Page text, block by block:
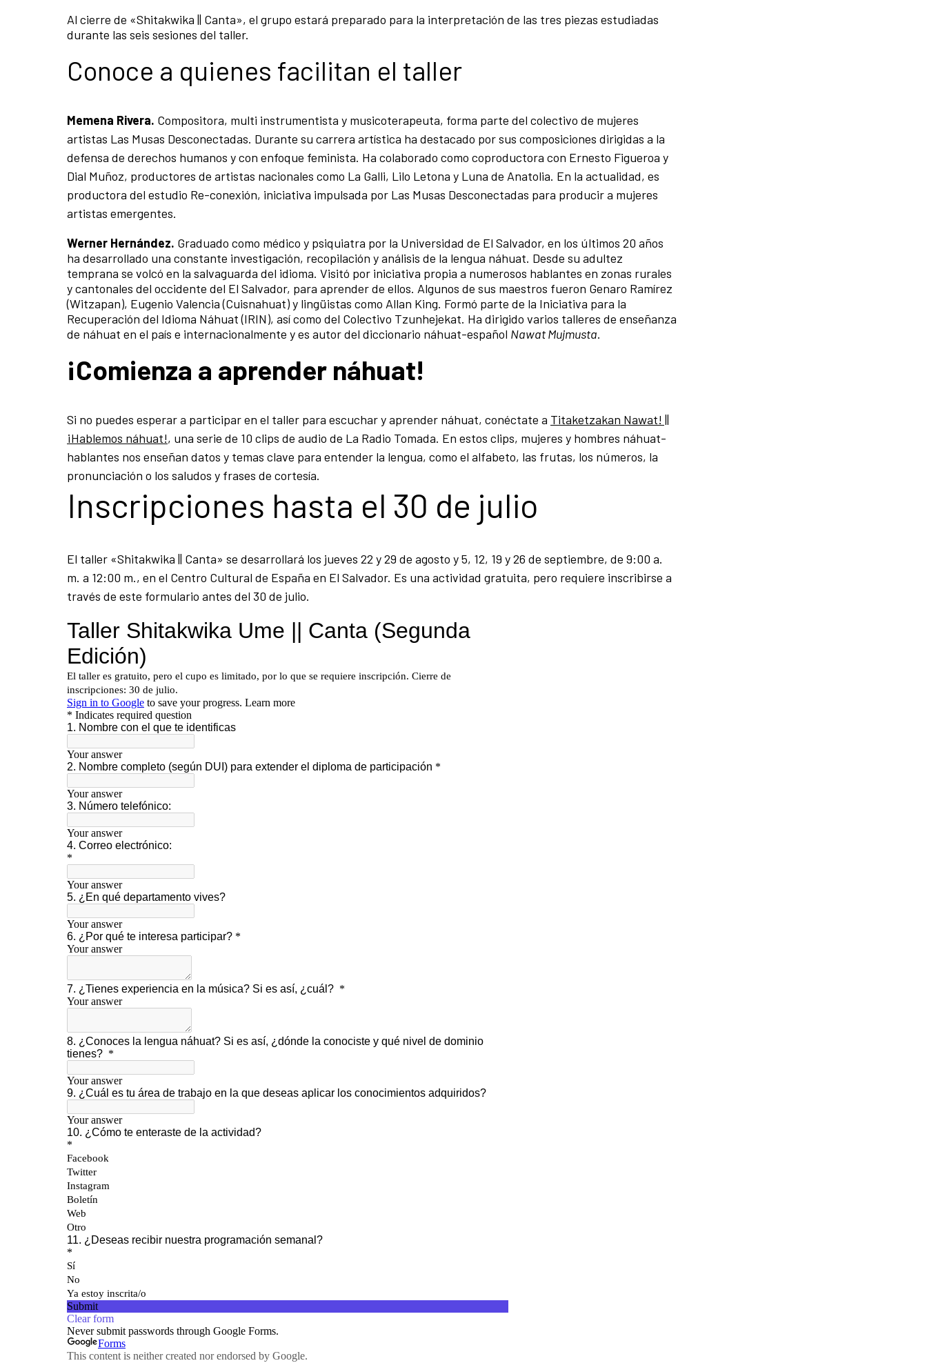
Al cierre de «Shitakwika || Canta», el grupo estará preparado para la interpretación de las tres piezas estudiadas
durante las seis sesiones del taller.
Conoce a quienes facilitan el taller
Memena Rivera. Compositora, multi instrumentista y musicoterapeuta, forma parte del colectivo de mujeres
artistas Las Musas Desconectadas. Durante su carrera artística ha destacado por sus composiciones dirigidas a la
defensa de derechos humanos y con enfoque feminista. Ha colaborado como coproductora con Ernesto Figueroa y
Dial Muñoz, productores de artistas nacionales como La Galli, Lilo Letona y Luna de Anatolia. En la actualidad, es
productora del estudio Re-conexión, iniciativa impulsada por Las Musas Desconectadas para producir a mujeres
artistas emergentes.
Werner Hernández. Graduado como médico y psiquiatra por la Universidad de El Salvador, en los últimos 20 años
ha desarrollado una constante investigación, recopilación y análisis de la lengua náhuat. Desde su adultez
temprana se volcó en la salvaguarda del idioma. Visitó por iniciativa propia a numerosos hablantes en zonas rurales
y cantonales del occidente del El Salvador, para aprender de ellos. Algunos de sus maestros fueron Genaro Ramírez
(Witzapan), Eugenio Valencia (Cuisnahuat) y lingüistas como Allan King. Formó parte de la Iniciativa para la
Recuperación del Idioma Náhuat (IRIN), así como del Colectivo Tzunhejekat. Ha dirigido varios talleres de enseñanza
de náhuat en el país e internacionalmente y es autor del diccionario náhuat-español Nawat Mujmusta.
¡Comienza a aprender náhuat!
Si no puedes esperar a participar en el taller para escuchar y aprender náhuat, conéctate a Titaketzakan Nawat! ||
¡Hablemos náhuat!, una serie de 10 clips de audio de La Radio Tomada. En estos clips, mujeres y hombres náhuat-
hablantes nos enseñan datos y temas clave para entender la lengua, como el alfabeto, las frutas, los números, la
pronunciación o los saludos y frases de cortesía.
Inscripciones hasta el 30 de julio
El taller «Shitakwika || Canta» se desarrollará los jueves 22 y 29 de agosto y 5, 12, 19 y 26 de septiembre, de 9:00 a.
m. a 12:00 m., en el Centro Cultural de España en El Salvador. Es una actividad gratuita, pero requiere inscribirse a
través de este formulario antes del 30 de julio.